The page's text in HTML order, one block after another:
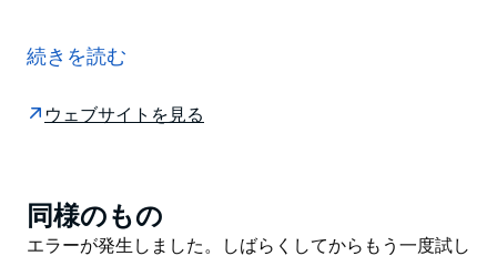
ク、または乗馬で楽しむことができるトラックやトレイ
ルの広範なネットワークに恵まれています。ステッピン
は、チャッツウッド近くのミドル ハーバー クリークに
Bungaroo トラック、そして Davidson Park から
Stepping Stone Crossing につながっています。冒険
続きを読む
ウェブサイトを見る
Product
List
同様のもの
Product
エラーが発生しました。しばらくしてからもう一度試し